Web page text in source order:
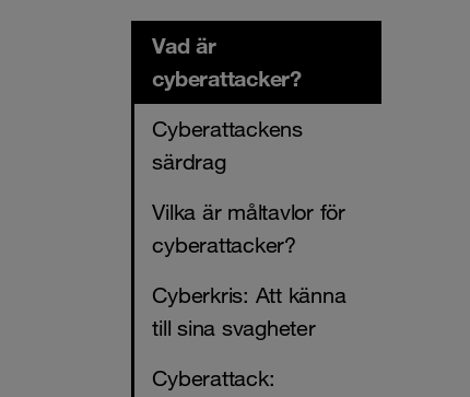
Vad är
cyberattacker?
Cyberattackens
särdrag
Vilka är måltavlor för
cyberattacker?
Cyberkris: Att känna
till sina svagheter
Cyberattack: